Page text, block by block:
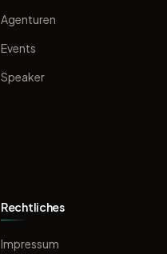
Agenturen
Events
Speaker
Rechtliches
Impressum